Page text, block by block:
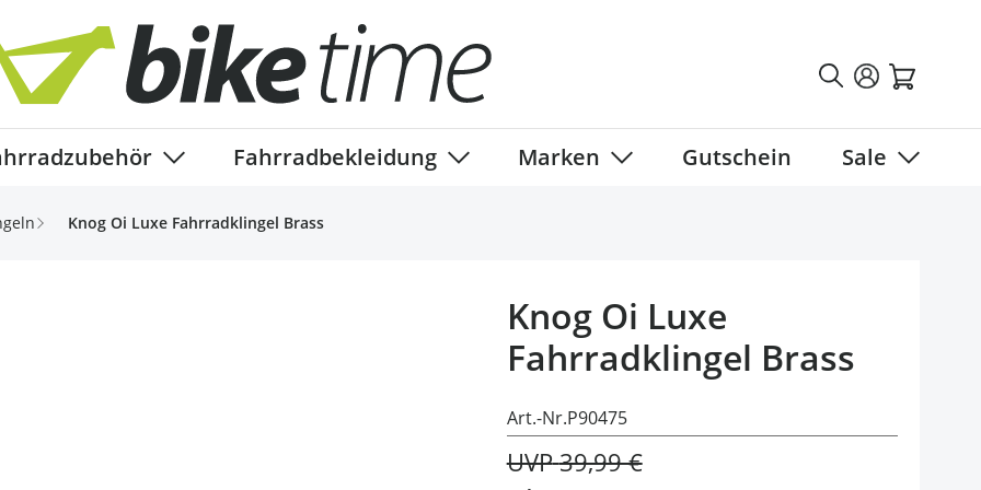
Show submenu for Fahrradzubehör category
Fahrradbekleidung Marken Gutschein Sale
Knog Oi Luxe Fahrradklingel Brass
Knog Oi Luxe
Fahrradklingel Brass
Art.-Nr.P90475
UVP 39,99 €